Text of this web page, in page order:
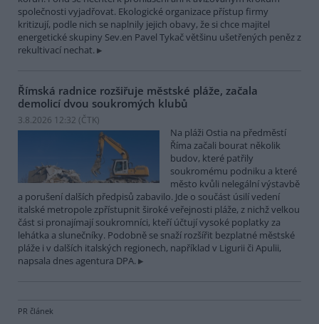
společnosti vyjadřovat. Ekologické organizace přístup firmy
kritizují, podle nich se naplnily jejich obavy, že si chce majitel
energetické skupiny Sev.en Pavel Tykač většinu ušetřených peněz z
rekultivací nechat.
Římská radnice rozšiřuje městské pláže, začala
demolicí dvou soukromých klubů
3.8.2026 12:32 (ČTK)
Na pláži Ostia na předměstí
Říma začali bourat několik
budov, které patřily
soukromému podniku a které
město kvůli nelegální výstavbě
a porušení dalších předpisů zabavilo. Jde o součást úsilí vedení
italské metropole zpřístupnit široké veřejnosti pláže, z nichž velkou
část si pronajímají soukromníci, kteří účtují vysoké poplatky za
lehátka a slunečníky. Podobně se snaží rozšířit bezplatné městské
pláže i v dalších italských regionech, například v Ligurii či Apulii,
napsala dnes agentura DPA.
PR článek